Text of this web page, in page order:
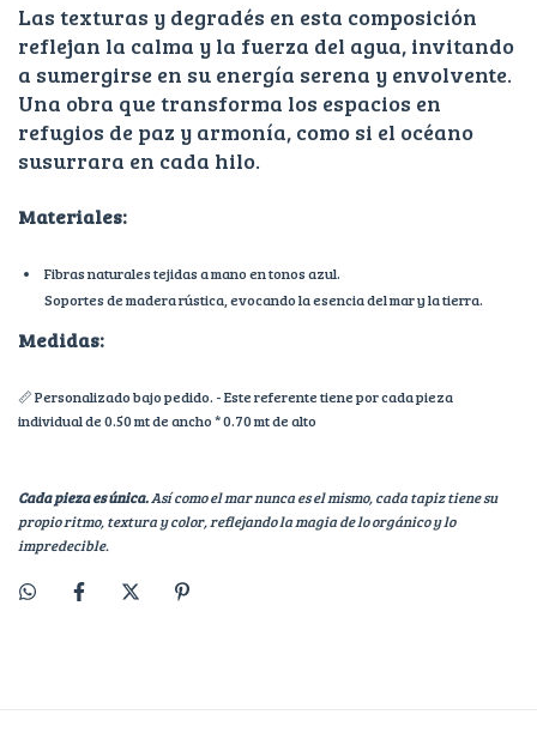
Las texturas y degradés en esta composición
reflejan la calma y la fuerza del agua, invitando
a sumergirse en su energía serena y envolvente.
Una obra que transforma los espacios en
refugios de paz y armonía, como si el océano
susurrara en cada hilo.
Materiales:
Fibras naturales tejidas a mano en tonos azul.
Soportes de madera rústica, evocando la esencia del mar y la tierra.
Medidas:
📏Personalizado bajo pedido. - Este referente tiene por cada pieza
individual de 0.50 mt de ancho * 0.70 mt de alto
Cada pieza es única.Así como el mar nunca es el mismo, cada tapiz tiene su
propio ritmo, textura y color, reflejando la magia de lo orgánico y lo
impredecible.